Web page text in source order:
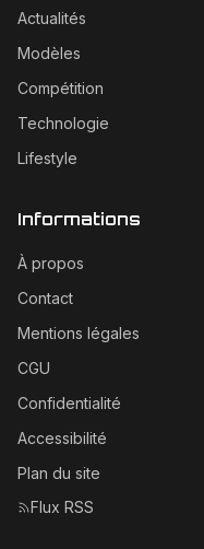
Actualités
Modèles
Compétition
Technologie
Lifestyle
Informations
À propos
Contact
Mentions légales
CGU
Confidentialité
Accessibilité
Plan du site
Flux RSS